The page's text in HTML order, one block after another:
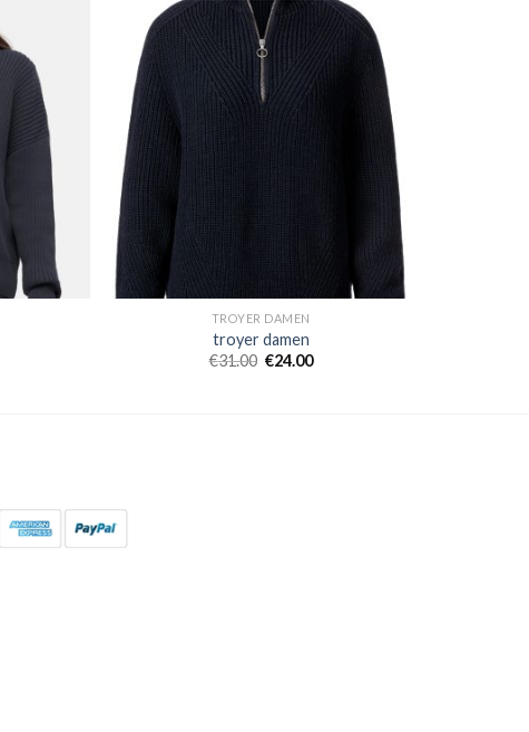
TROYER DAMEN
troyer damen
€31.00 €24.00